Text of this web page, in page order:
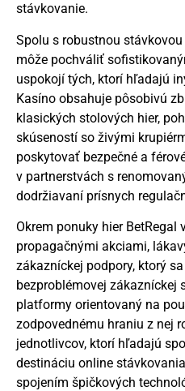
stávkovanie.
Spolu s robustnou
môže pochváliť
uspokojí tých, ktorí hľadajú
Kasíno obsahuje pôsobivú
klasických stolových hier,
skúseností so živými
poskytovať bezpečné a
v partnerstvách s
dodržiavaní prísnych
Okrem ponuky hier BetRegal
propagačnými akciami,
zákazníckej podpory, ktorý
bezproblémovej zákazníckej
platformy orientovaný na
zodpovednému hraniu z nej
jednotlivcov, ktorí hľadajú
destináciu online
spojením špičkových